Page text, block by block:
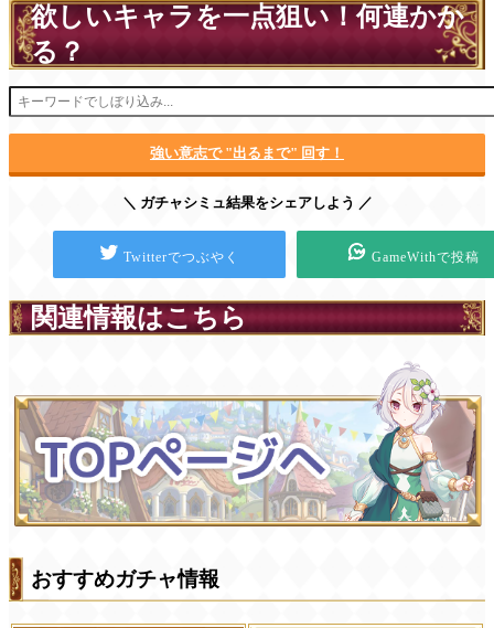
欲しいキャラを一点狙い！何連かか
る？
強い意志で "出るまで" 回す！
＼ ガチャシミュ結果をシェアしよう ／
Twitterでつぶやく GameWithで投稿
関連情報はこちら
おすすめガチャ情報